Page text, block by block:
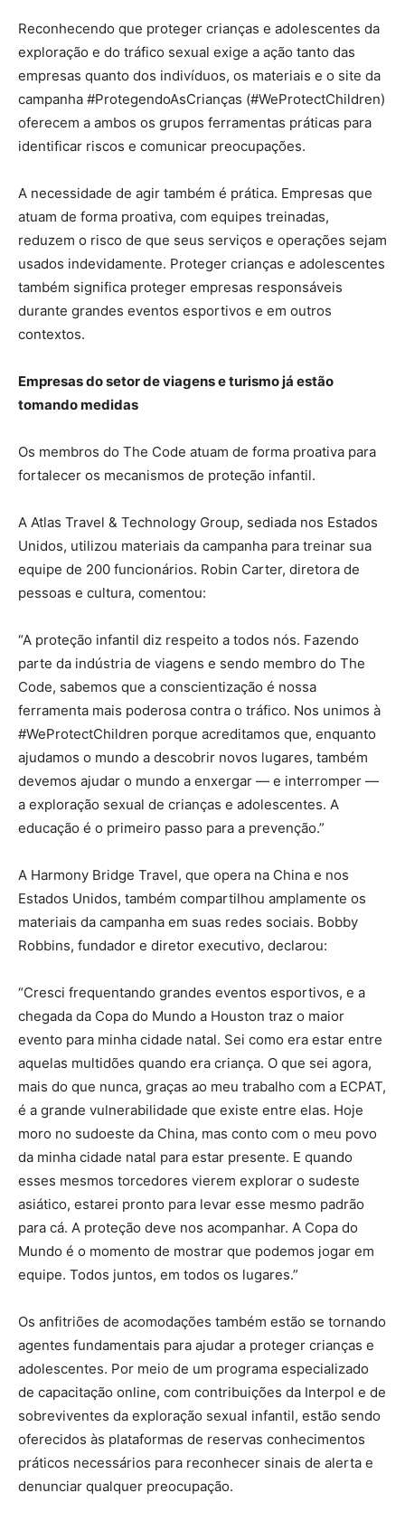
Reconhecendo que proteger crianças e adolescentes da
exploração e do tráfico sexual exige a ação tanto das
empresas quanto dos indivíduos, os materiais e o site da
campanha #ProtegendoAsCrianças (#WeProtectChildren)
oferecem a ambos os grupos ferramentas práticas para
identificar riscos e comunicar preocupações.
A necessidade de agir também é prática. Empresas que
atuam de forma proativa, com equipes treinadas,
reduzem o risco de que seus serviços e operações sejam
usados indevidamente. Proteger crianças e adolescentes
também significa proteger empresas responsáveis
durante grandes eventos esportivos e em outros
contextos.
Empresas do setor de viagens e turismo já estão
tomando medidas
Os membros do The Code atuam de forma proativa para
fortalecer os mecanismos de proteção infantil.
A Atlas Travel & Technology Group, sediada nos Estados
Unidos, utilizou materiais da campanha para treinar sua
equipe de 200 funcionários. Robin Carter, diretora de
pessoas e cultura, comentou:
“A proteção infantil diz respeito a todos nós. Fazendo
parte da indústria de viagens e sendo membro do The
Code, sabemos que a conscientização é nossa
ferramenta mais poderosa contra o tráfico. Nos unimos à
#WeProtectChildren porque acreditamos que, enquanto
ajudamos o mundo a descobrir novos lugares, também
devemos ajudar o mundo a enxergar — e interromper —
a exploração sexual de crianças e adolescentes. A
educação é o primeiro passo para a prevenção.”
A Harmony Bridge Travel, que opera na China e nos
Estados Unidos, também compartilhou amplamente os
materiais da campanha em suas redes sociais. Bobby
Robbins, fundador e diretor executivo, declarou:
“Cresci frequentando grandes eventos esportivos, e a
chegada da Copa do Mundo a Houston traz o maior
evento para minha cidade natal. Sei como era estar entre
aquelas multidões quando era criança. O que sei agora,
mais do que nunca, graças ao meu trabalho com a ECPAT,
é a grande vulnerabilidade que existe entre elas. Hoje
moro no sudoeste da China, mas conto com o meu povo
da minha cidade natal para estar presente. E quando
esses mesmos torcedores vierem explorar o sudeste
asiático, estarei pronto para levar esse mesmo padrão
para cá. A proteção deve nos acompanhar. A Copa do
Mundo é o momento de mostrar que podemos jogar em
equipe. Todos juntos, em todos os lugares.”
Os anfitriões de acomodações também estão se tornando
agentes fundamentais para ajudar a proteger crianças e
adolescentes. Por meio de um programa especializado
de capacitação online, com contribuições da Interpol e de
sobreviventes da exploração sexual infantil, estão sendo
oferecidos às plataformas de reservas conhecimentos
práticos necessários para reconhecer sinais de alerta e
denunciar qualquer preocupação.